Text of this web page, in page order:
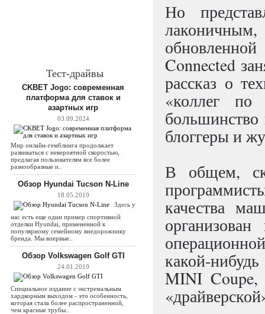
Тест-драйвы
CKBET Jogo: современная
платформа для ставок и
азартных игр
03.09.2024
Мир онлайн-гемблинга продолжает
развиваться с невероятной скоростью,
предлагая пользователям все более
разнообразные и..
Обзор Hyundai Tucson N-Line
18.05.2019
Здесь у
нас есть еще один пример спортивной
отделки Hyundai, примененной к
популярному семейному внедорожнику
бренда. Мы впервые..
Обзор Volkswagen Golf GTI
24.01.2019
Специальное издание с экстремальным
хардкорным выходом - это особенность,
которая стала более распространенной,
чем красные трубы..
Но
Connected
рассказ о
«коллег
большинство
блоггеры и
В общем,
качества
какой-
MINI Coupe,